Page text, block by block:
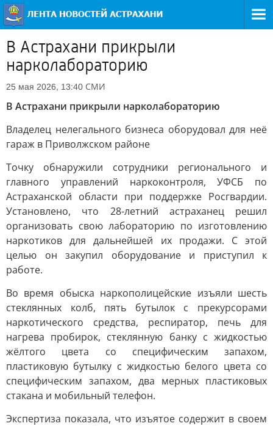
В Астрахани прикрыли
нарколабораторию
25 мая 2026, 13:40 СМИ
В Астрахани прикрыли нарколабораторию
Владелец нелегального бизнеса оборудовал для неё
гараж в Приволжском районе
Точку обнаружили сотрудники регионального и
главного управлений наркоконтроля, УФСБ по
Астраханской области при поддержке Росгвардии.
Установлено, что 28-летний астраханец решил
организовать свою лабораторию по изготовлению
наркотиков для дальнейшей их продажи. С этой
целью он закупил оборудование и приступил к
работе.
Во время обыска наркополицейские изъяли шесть
стеклянных колб, пять бутылок с прекурсорами
наркотического средства, респиратор, печь для
нагрева пробирок, стеклянную банку с жидкостью
жёлтого цвета со специфическим запахом,
пластиковую бутылку с жидкостью белого цвета со
специфическим запахом, два мерных пластиковых
стакана и мобильный телефон.
Экспертиза показала, что изъятое содержит в своем